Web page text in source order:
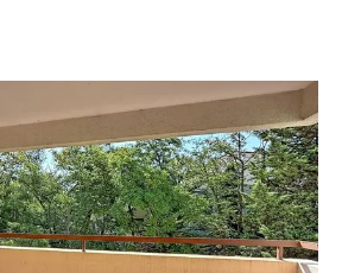
F3 à vendre
€